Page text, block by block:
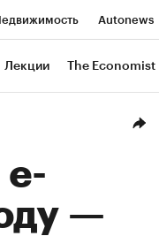
Autonews
Тренды Визионеры
Лекции The Economist
e-
—